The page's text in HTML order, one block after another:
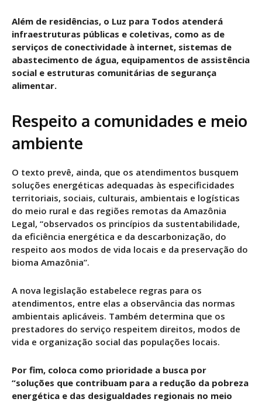
Além de residências, o Luz para Todos atenderá
infraestruturas públicas e coletivas, como as de
serviços de conectividade à internet, sistemas de
abastecimento de água, equipamentos de assistência
social e estruturas comunitárias de segurança
alimentar.
Respeito a comunidades e meio
ambiente
O texto prevê, ainda, que os atendimentos busquem
soluções energéticas adequadas às especificidades
territoriais, sociais, culturais, ambientais e logísticas
do meio rural e das regiões remotas da Amazônia
Legal, “observados os princípios da sustentabilidade,
da eficiência energética e da descarbonização, do
respeito aos modos de vida locais e da preservação do
bioma Amazônia”.
A nova legislação estabelece regras para os
atendimentos, entre elas a observância das normas
ambientais aplicáveis. Também determina que os
prestadores do serviço respeitem direitos, modos de
vida e organização social das populações locais.
Por fim, coloca como prioridade a busca por
“soluções que contribuam para a redução da pobreza
energética e das desigualdades regionais no meio